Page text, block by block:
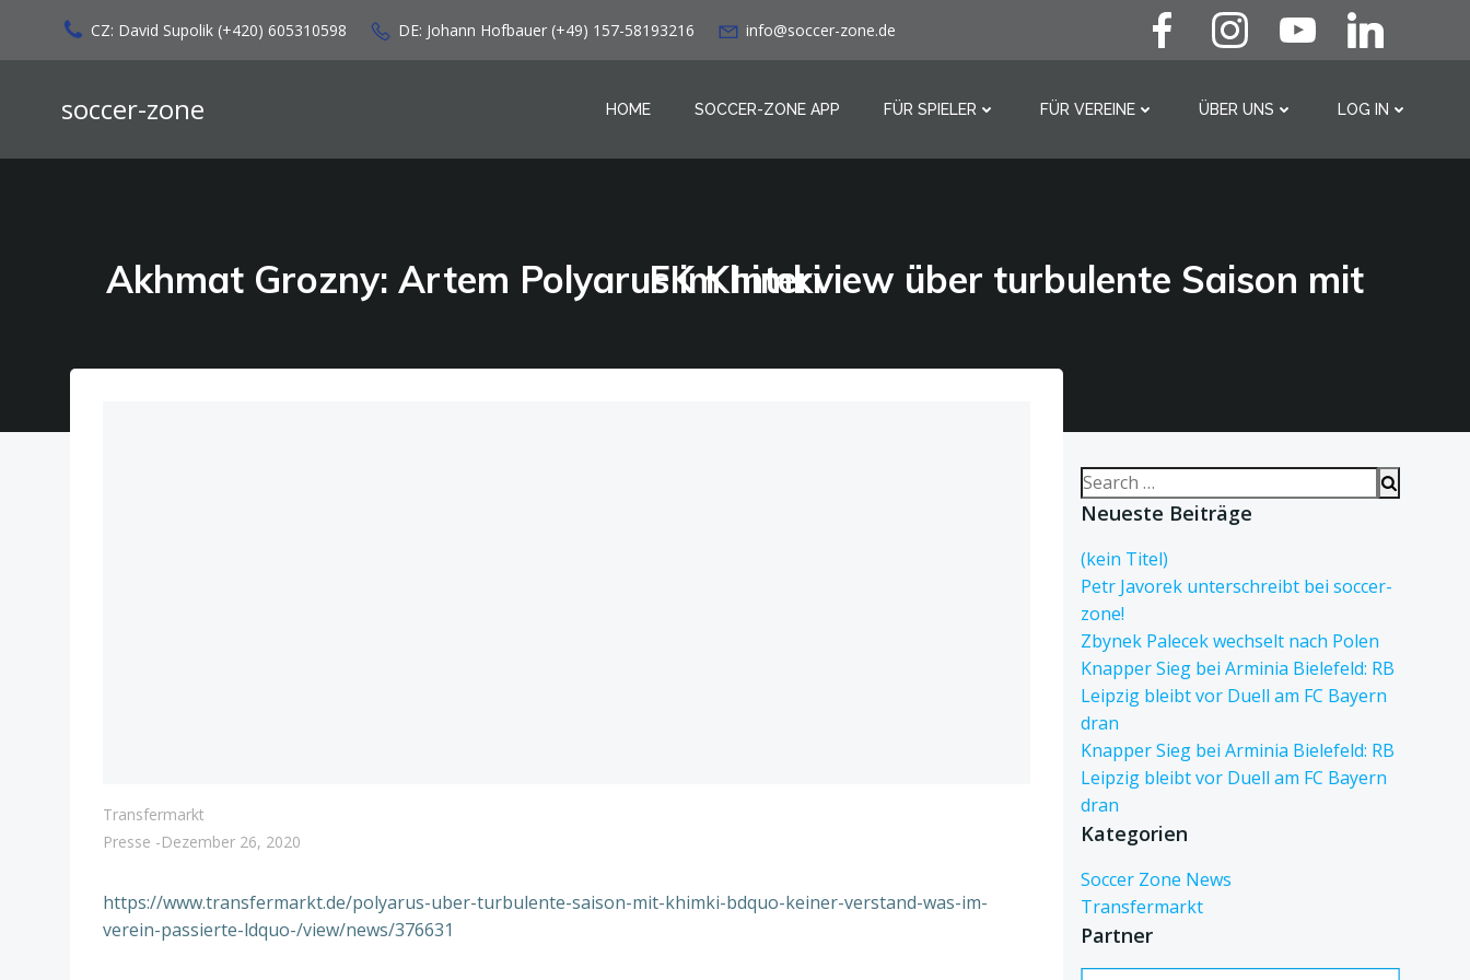
springen
CZ: David Supolik (+420) 605310598 DE: Johann Hofbauer (+49) 157-58193216 info@soccer-zone.de
soccer-zone HOME SOCCER-ZONE APP FÜR SPIELER FÜR VEREINE ÜBER UNS LOG IN
Akhmat Grozny: Artem Polyarus im Interview über turbulente Saison mit FK Khimki
Transfermarkt
Presse -Dezember 26, 2020
https://www.transfermarkt.de/polyarus-uber-turbulente-saison-mit-khimki-bdquo-keiner-verstand-was-im-
verein-passierte-ldquo-/view/news/376631
Search
for:
Neueste Beiträge
(kein Titel)
Petr Javorek unterschreibt bei soccer-
zone!
Zbynek Palecek wechselt nach Polen
Knapper Sieg bei Arminia Bielefeld: RB
Leipzig bleibt vor Duell am FC Bayern
dran
Knapper Sieg bei Arminia Bielefeld: RB
Leipzig bleibt vor Duell am FC Bayern
dran
Kategorien
Soccer Zone News
Transfermarkt
Partner